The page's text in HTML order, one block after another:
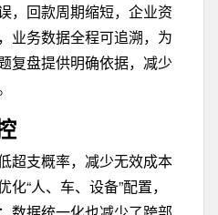
，回款周期缩短，企业资
业务数据全程可追溯，为
复盘提供明确依据，减少
超支概率，减少无效成本
“人、车、设备”配置，